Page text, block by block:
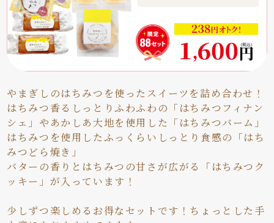
やまぎしのはちみつを使ったスイーツを詰め合わせ！
はちみつ香るしっとりふわふわの「はちみつフィナン
シェ」やあかしあ大地を使用した「はちみつバーム」
はちみつを使用したふっくらいしっとり食感の「はち
みつどら焼き」
バターの香りとはちみつの甘さが広がる「はちみつク
ッキー」が入っています！
少しずつ楽しめるお得なセットです！ちょっとした手